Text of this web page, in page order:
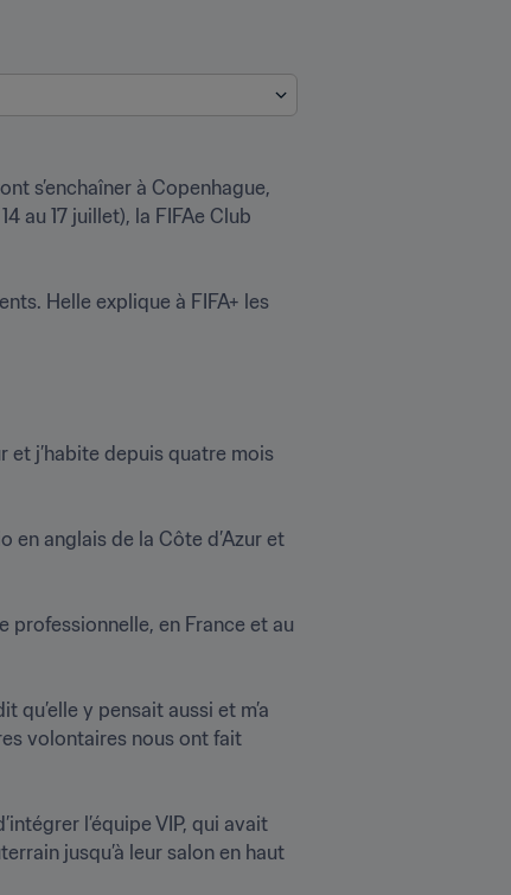
s’enchaîner à Copenhague,
au 17 juillet), la FIFAe Club
Helle explique à FIFA+ les
et j’habite depuis quatre mois
en anglais de la Côte d’Azur et
professionnelle, en France et au
qu’elle y pensait aussi et m’a
volontaires nous ont fait
l’équipe VIP, qui avait
jusqu’à leur salon en haut